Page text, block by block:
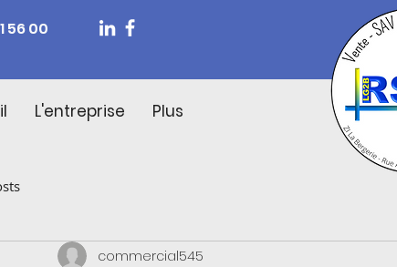
56 00
L'entreprise Plus
commercial545